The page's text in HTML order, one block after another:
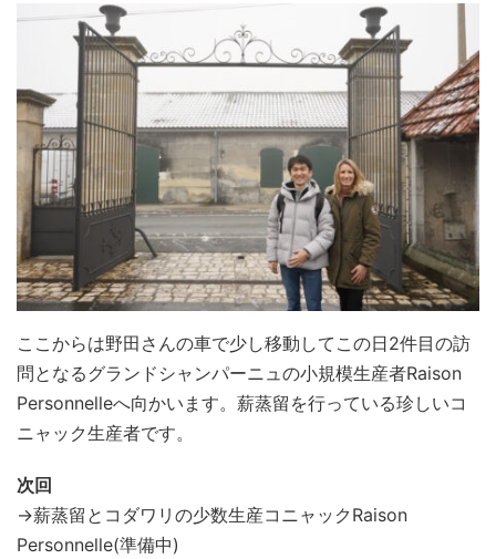
ここからは野田さんの車で少し移動してこの日2件目の訪
問となるグランドシャンパーニュの小規模生産者Raison
Personnelleへ向かいます。薪蒸留を行っている珍しいコ
ニャック生産者です。
次回
→薪蒸留とコダワリの少数生産コニャックRaison
Personnelle(準備中)